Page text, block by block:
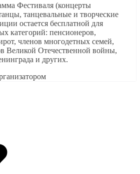
Фестиваля (концерты
танцевальные и творческие
остается бесплатной для
категорий: пенсионеров,
членов многодетных семей,
Великой Отечественной войны,
и других.